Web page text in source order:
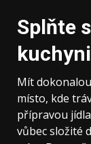
Splňte
kuchyni
Mít
místo, kde
přípravou
vůbec složité